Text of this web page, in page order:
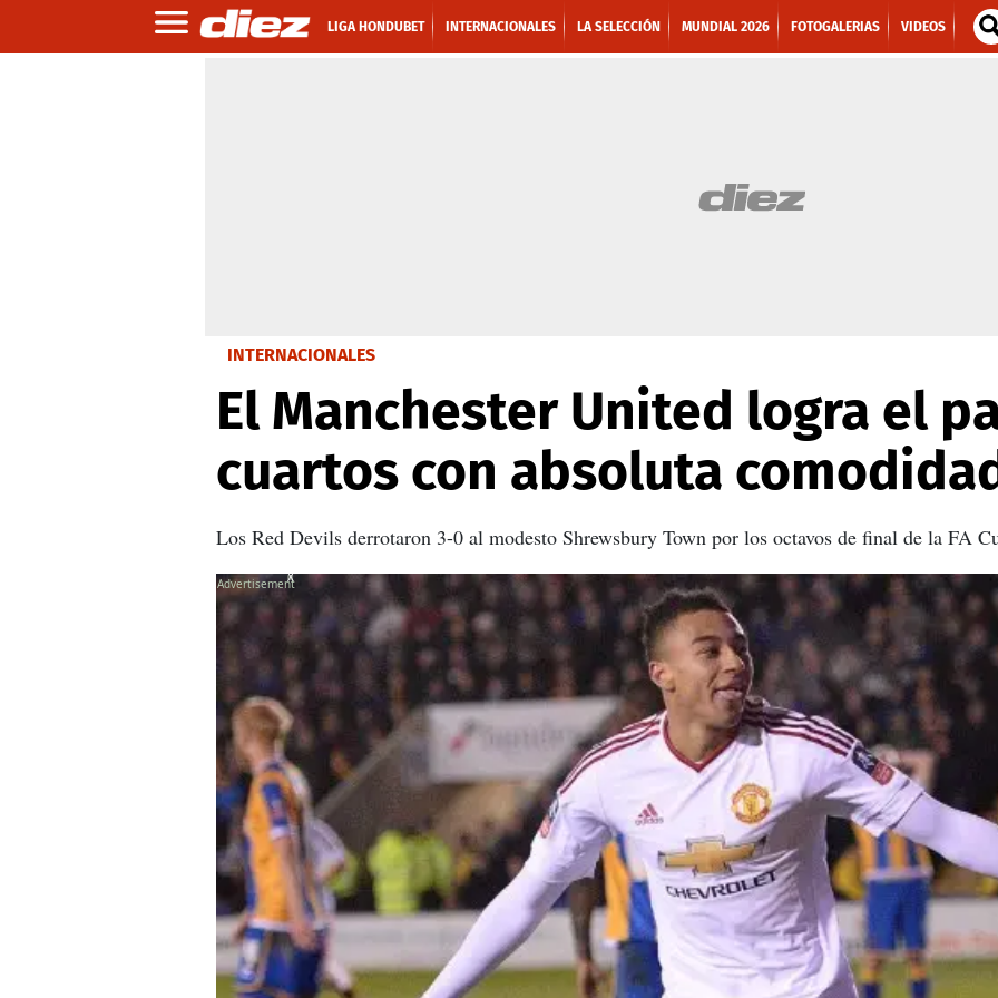
LIGA HONDUBET INTERNACIONALES LA SELECCIÓN MUNDIAL 2026 FOTOGALERIAS VIDEOS
INTERNACIONALES
El Manchester United logra el
cuartos con absoluta
Los Red Devils derrotaron 3-0 al modesto Shrewsbury Town por los octavos de final de la FA
X